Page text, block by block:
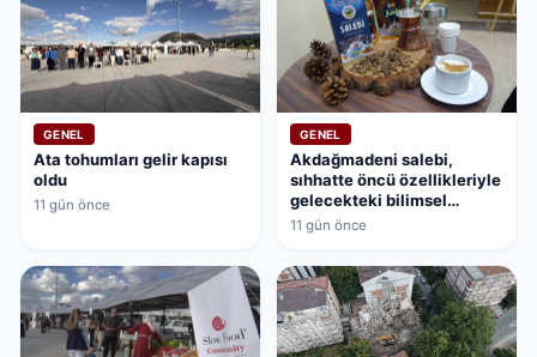
GENEL
Ata tohumları gelir kapısı
oldu
11 gün önce
GENEL
Akdağmadeni salebi,
sıhhatte öncü özellikleriyle
gelecekteki bilimsel
çalışmaların kapısını
11 gün önce